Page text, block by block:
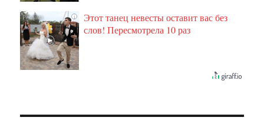
i
Этот танец невесты оставит вас без
слов! Пересмотрела 10 раз